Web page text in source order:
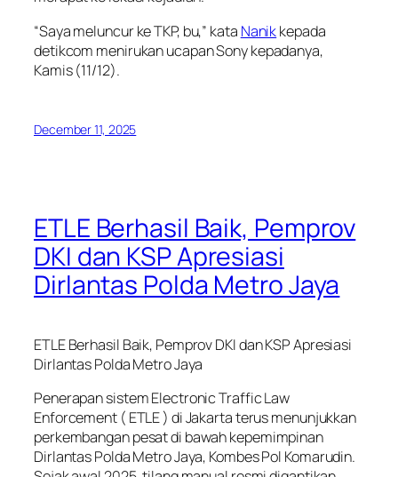
“Saya meluncur ke TKP, bu,” kata Nanikkepada
detikcom menirukan ucapan Sony kepadanya,
Kamis (11/12).
December 11, 2025
ETLE Berhasil Baik, Pemprov
DKI dan KSP Apresiasi
Dirlantas Polda Metro Jaya
ETLE Berhasil Baik, Pemprov DKI dan KSP Apresiasi
Dirlantas Polda Metro Jaya
Penerapan sistem Electronic Traffic Law
Enforcement ( ETLE ) di Jakarta terus menunjukkan
perkembangan pesat di bawah kepemimpinan
Dirlantas Polda Metro Jaya, Kombes Pol Komarudin.